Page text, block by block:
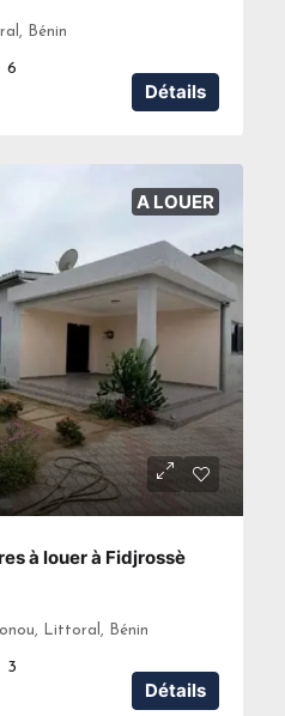
Bénin
6
Détails
A LOUER
à louer à Fidjrossè
Littoral, Bénin
3
Détails